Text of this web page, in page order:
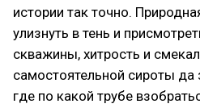
истории так точно.
улизнуть в тень и
скважины, хитрость и
самостоятельной сироты да
где по какой трубе